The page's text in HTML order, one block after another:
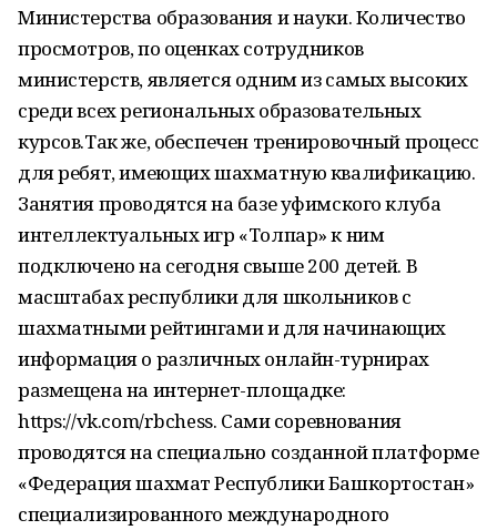
Министерства образования и науки. Количество
просмотров, по оценках сотрудников
министерств, является одним из самых высоких
среди всех региональных образовательных
курсов.Так же, обеспечен тренировочный процесс
для ребят, имеющих шахматную квалификацию.
Занятия проводятся на базе уфимского клуба
интеллектуальных игр «Толпар» к ним
подключено на сегодня свыше 200 детей. В
масштабах республики для школьников с
шахматными рейтингами и для начинающих
информация о различных онлайн-турнирах
размещена на интернет-площадке:
https://vk.com/rbchess. Сами соревнования
проводятся на специально созданной платформе
«Федерация шахмат Республики Башкортостан»
специализированного международного